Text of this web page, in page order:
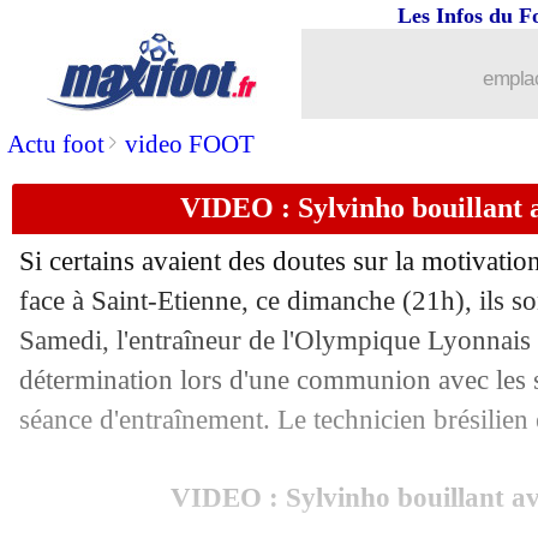
Actu foot> video FOOT
Les Infos du
VIDEO : Sylvinho bouillant
Si certains avaient des doutes sur la
face à Saint-Etienne, ce dimanche (21h), ils
Samedi, l'entraîneur de l'Olympique Lyonnais
détermination lors d'une communion avec les
séance d'entraînement. Le technicien
VIDEO : Sylvinho bouillant
PHOTO
06/10 Ita.
06/10 Real: lésion à l'adducteur pour Kroos
06/10 Lille : Osimhen, Galtier se rend à
06/10 VIDEO: la double bourde de
06/10 PSG: Gueye, la stat d'un joueur-clé
: qui domine le derby ASSE-OL ?